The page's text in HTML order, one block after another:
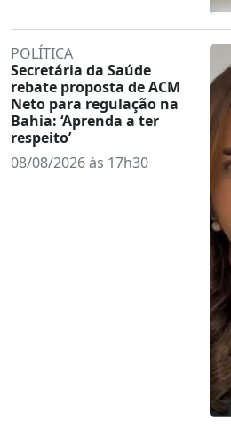
POLÍTICA
Secretária da Saúde
rebate proposta de ACM
Neto para regulação na
Bahia: ‘Aprenda a ter
respeito’
08/08/2026 às 17h30